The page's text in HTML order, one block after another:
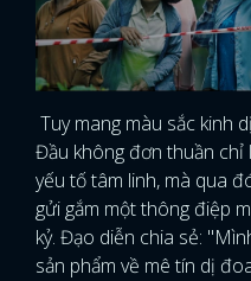
Tuy mang màu sắc kinh
Đầu không đơn thuần chỉ
yếu tố tâm linh, mà qua
gửi gắm một thông điệp
kỷ. Đạo diễn chia sẻ:
sản phẩm về mê tín dị